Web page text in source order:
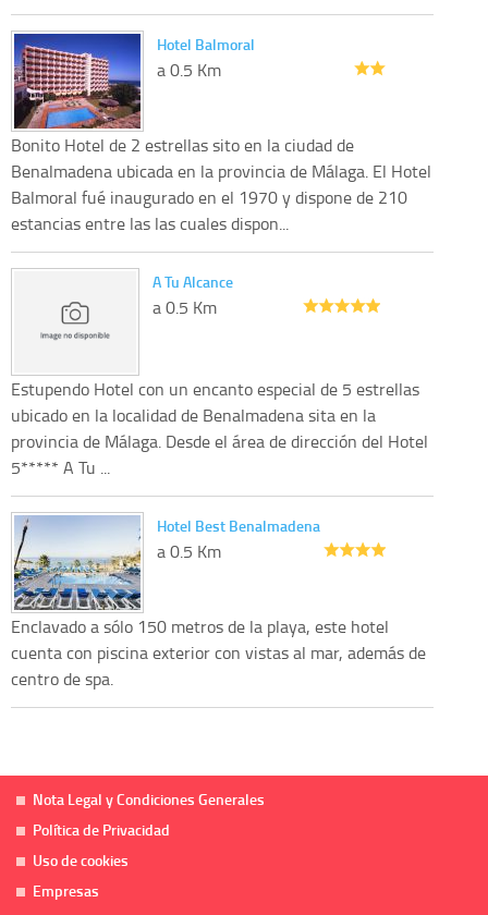
Hotel Balmoral
a 0.5 Km
Bonito Hotel de 2 estrellas sito en la ciudad de
Benalmadena ubicada en la provincia de Málaga. El Hotel
Balmoral fué inaugurado en el 1970 y dispone de 210
estancias entre las las cuales dispon...
A Tu Alcance
a 0.5 Km
Estupendo Hotel con un encanto especial de 5 estrellas
ubicado en la localidad de Benalmadena sita en la
provincia de Málaga. Desde el área de dirección del Hotel
5***** A Tu ...
Hotel Best Benalmadena
a 0.5 Km
Enclavado a sólo 150 metros de la playa, este hotel
cuenta con piscina exterior con vistas al mar, además de
centro de spa.
Nota Legal y Condiciones Generales
Política de Privacidad
Uso de cookies
Empresas